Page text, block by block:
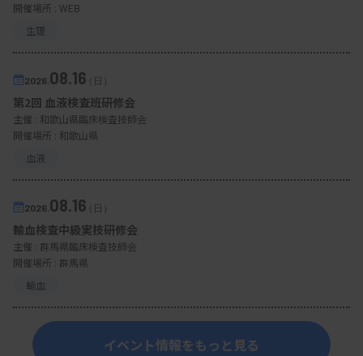
開催場所 : WEB
生理
2026. 08.16（日）
第2回 血液検査班研修会
主催 : 和歌山県臨床検査技師会
開催場所 : 和歌山県
血液
2026. 08.16（日）
輸血検査中級実技研修会
主催 : 群馬県臨床検査技師会
開催場所 : 群馬県
輸血
イベント情報をもっと見る